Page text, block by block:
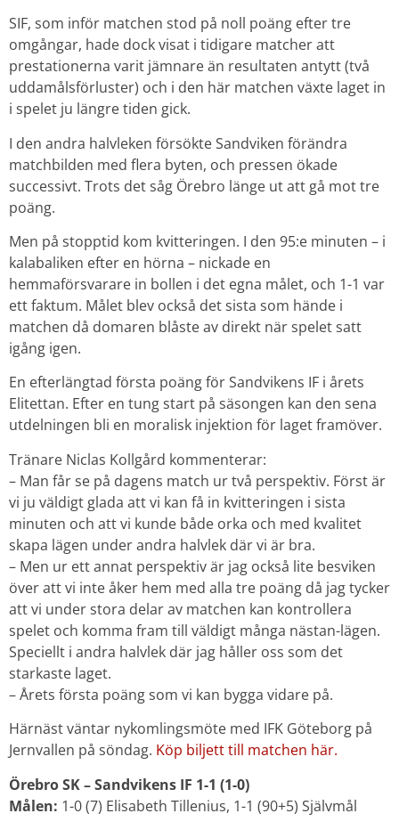
SIF, som inför matchen stod på noll poäng efter tre
omgångar, hade dock visat i tidigare matcher att
prestationerna varit jämnare än resultaten antytt (två
uddamålsförluster) och i den här matchen växte laget in
i spelet ju längre tiden gick.
I den andra halvleken försökte Sandviken förändra
matchbilden med flera byten, och pressen ökade
successivt. Trots det såg Örebro länge ut att gå mot tre
poäng.
Men på stopptid kom kvitteringen. I den 95:e minuten – i
kalabaliken efter en hörna – nickade en
hemmaförsvarare in bollen i det egna målet, och 1-1 var
ett faktum. Målet blev också det sista som hände i
matchen då domaren blåste av direkt när spelet satt
igång igen.
En efterlängtad första poäng för Sandvikens IF i årets
Elitettan. Efter en tung start på säsongen kan den sena
utdelningen bli en moralisk injektion för laget framöver.
Tränare Niclas Kollgård kommenterar:
– Man får se på dagens match ur två perspektiv. Först är
vi ju väldigt glada att vi kan få in kvitteringen i sista
minuten och att vi kunde både orka och med kvalitet
skapa lägen under andra halvlek där vi är bra.
– Men ur ett annat perspektiv är jag också lite besviken
över att vi inte åker hem med alla tre poäng då jag tycker
att vi under stora delar av matchen kan kontrollera
spelet och komma fram till väldigt många nästan-lägen.
Speciellt i andra halvlek där jag håller oss som det
starkaste laget.
– Årets första poäng som vi kan bygga vidare på.
Härnäst väntar nykomlingsmöte med IFK Göteborg på
Jernvallen på söndag. Köp biljett till matchen här.
Örebro SK – Sandvikens IF 1-1 (1-0)
Målen: 1-0 (7) Elisabeth Tillenius, 1-1 (90+5) Självmål